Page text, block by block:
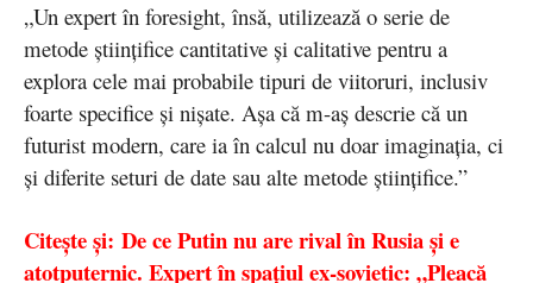
„Un expert în foresight, însă, utilizează o serie de
metode științifice cantitative și calitative pentru a
explora cele mai probabile tipuri de viitoruri, inclusiv
foarte specifice și nișate. Așa că m-aș descrie că un
futurist modern, care ia în calcul nu doar imaginația, ci
și diferite seturi de date sau alte metode științifice.”
Citește și: De ce Putin nu are rival în Rusia și e
atotputernic. Expert în spațiul ex-sovietic: „Pleacă